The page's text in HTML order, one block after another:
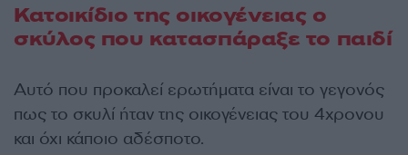
Κατοικίδιο της οικογένειας ο
σκύλος που κατασπάραξε το παιδί
Αυτό που προκαλεί ερωτήματα είναι το γεγονός
πως το σκυλί ήταν της οικογένειας του 4χρονου
και όχι κάποιο αδέσποτο.